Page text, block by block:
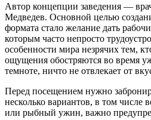
Автор концепции заведения —
Медведев. Основной целью
формата стало желание дать
которым часто непросто
особенности мира незрячих тем,
ощущения обостряются во время
темноте, ничто не отвлекает от
Перед посещением нужно
несколько вариантов, в том числе
или рыбный ужин, важно